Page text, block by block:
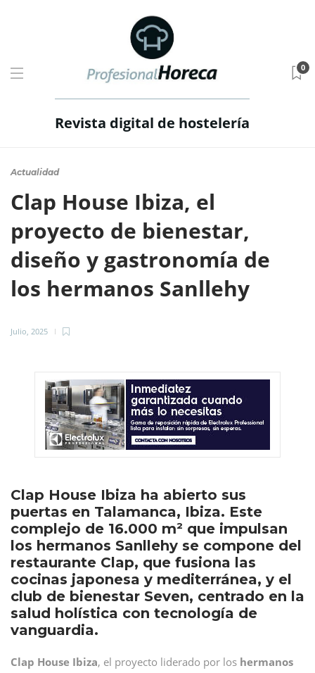
Revista digital de hostelería
0
Actualidad
Clap House Ibiza, el
proyecto de bienestar,
diseño y gastronomía de
los hermanos Sanllehy
Julio, 2025
Clap House Ibiza ha abierto sus
puertas en Talamanca, Ibiza. Este
complejo de 16.000 m² que impulsan
los hermanos Sanllehy se compone del
restaurante Clap, que fusiona las
cocinas japonesa y mediterránea, y el
club de bienestar Seven, centrado en la
salud holística con tecnología de
vanguardia.
Clap House Ibiza, el proyecto liderado por los hermanos